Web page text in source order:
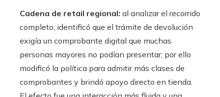
Cadena de retail regional: al analizar el recorrido
completo, identificó que el trámite de devolución
exigía un comprobante digital que muchas
personas mayores no podían presentar; por ello
modificó la política para admitir más clases de
comprobantes y brindó apoyo directo en tienda.